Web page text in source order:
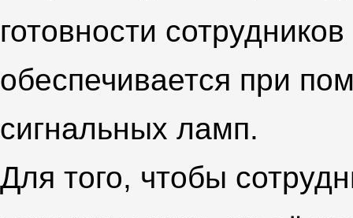
готовности
обеспечивается при
сигнальных ламп.
Для того, чтобы